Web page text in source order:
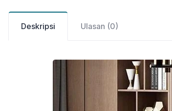
Deskripsi Ulasan (0)